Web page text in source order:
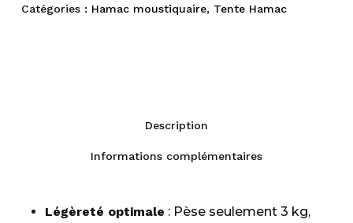
Catégories : Hamac moustiquaire, Tente Hamac
Description
Informations complémentaires
Légèreté optimale : Pèse seulement 3 kg,